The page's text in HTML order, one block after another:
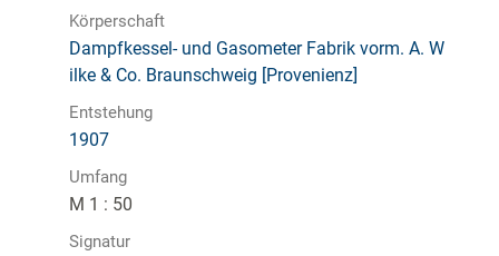
Körperschaft
Dampfkessel- und Gasometer Fabrik vorm. A. W
ilke & Co. Braunschweig [Provenienz]
Entstehung
1907
Umfang
M 1 : 50
Signatur